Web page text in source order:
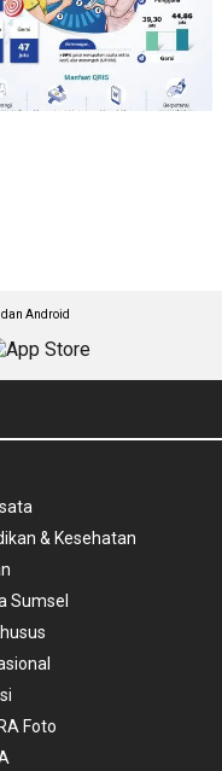
Android
& Kesehatan
Sumsel
Foto